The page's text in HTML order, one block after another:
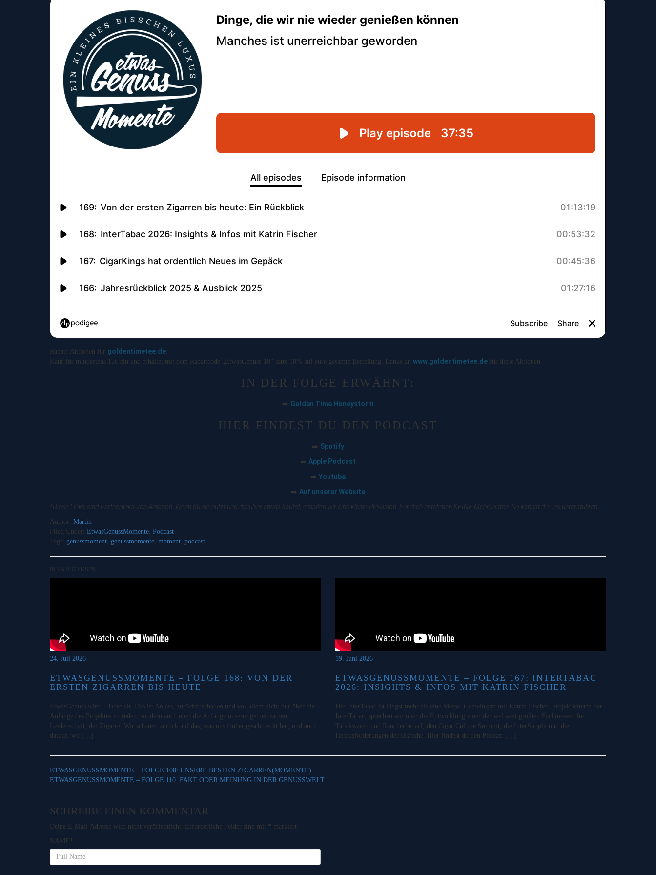
Rabatt-Aktionen für goldentimetee.de
Kauf für mindestens 15€ ein und erhaltet mit dem Rabattcode „EtwasGenuss-10“ satte 10% auf eure gesamte Bestellung. Danke an www.goldentimetee.de für diese Aktionen.
IN DER FOLGE ERWÄHNT:
➡️ Golden Time Honeystorm
HIER FINDEST DU DEN PODCAST
➡️ Spotify
➡️ Apple Podcast
➡️ Youtube
➡️ Auf unserer Website
*Diese Links sind Partnerlinks von Amazon. Wenn du sie nutzt und darüber etwas kaufst, erhalten wir eine kleine Provision. Für dich entstehen KEINE Mehrkosten. So kannst du uns unterstützen.
Author: Martin
Filed Under: EtwasGenussMomente Podcast
Tags: genussmoment genussmomente moment podcast
RELATED POSTS
24. Juli 2026
ETWASGENUSSMOMENTE – FOLGE 168: VON DER
ERSTEN ZIGARREN BIS HEUTE
EtwasGenuss wird 5 Jahre alt. Das ist Anlass, zurückzuschauen und vor allem nicht nur über die
Anfänge des Projektes zu reden, sondern auch über die Anfänge unserer gemeinsamen
Leidenschaft, der Zigarre. Wir schauen zurück auf das, was uns früher geschmeckt hat, und auch
darauf, wo […]
19. Juni 2026
ETWASGENUSSMOMENTE – FOLGE 167: INTERTABAC
2026: INSIGHTS & INFOS MIT KATRIN FISCHER
Die InterTabac ist längst mehr als eine Messe. Gemeinsam mit Katrin Fischer, Projektleiterin der
InterTabac, sprechen wir über die Entwicklung einer der weltweit größten Fachmessen für
Tabakwaren und Raucherbedarf, den Cigar Culture Summit, die InterSupply und die
Herausforderungen der Branche. Hier findest du den Podcast […]
ETWASGENUSSMOMENTE – FOLGE 108: UNSERE BESTEN ZIGARREN(MOMENTE)
ETWASGENUSSMOMENTE – FOLGE 110: FAKT ODER MEINUNG IN DER GENUSSWELT
SCHREIBE EINEN KOMMENTAR
Deine E-Mail-Adresse wird nicht veröffentlicht. Erforderliche Felder sind mit * markiert
NAME *